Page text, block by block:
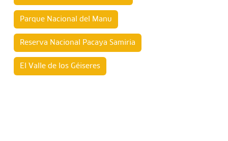
Parque Nacional del Manu
Reserva Nacional Pacaya Samiria
El Valle de los Géiseres